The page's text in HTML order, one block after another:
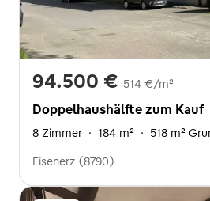
94.500 € 514 €/m²
Doppelhaushälfte zum Kauf
8 Zimmer · 184 m² · 518 m²
Eisenerz (8790)